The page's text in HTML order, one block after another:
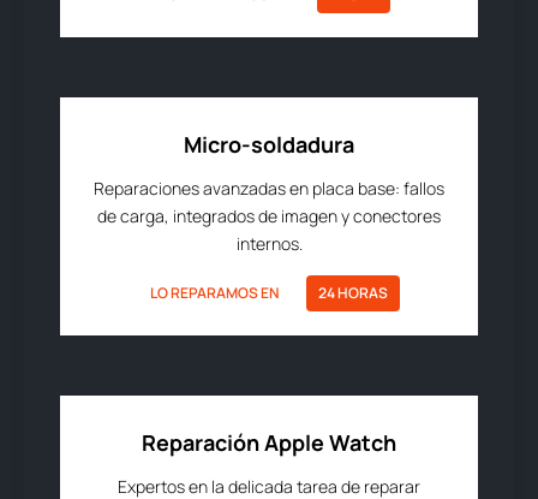
Micro-soldadura
Reparaciones avanzadas en placa base: fallos
de carga, integrados de imagen y conectores
internos.
LO REPARAMOS EN 24 HORAS
Reparación Apple Watch
Expertos en la delicada tarea de reparar